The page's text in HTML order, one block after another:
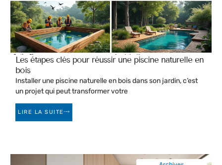
Les étapes clés pour réussir une piscine naturelle en
bois
Installer une piscine naturelle en bois dans son jardin, c’est
un projet qui peut transformer votre
LIRE LA SUITE